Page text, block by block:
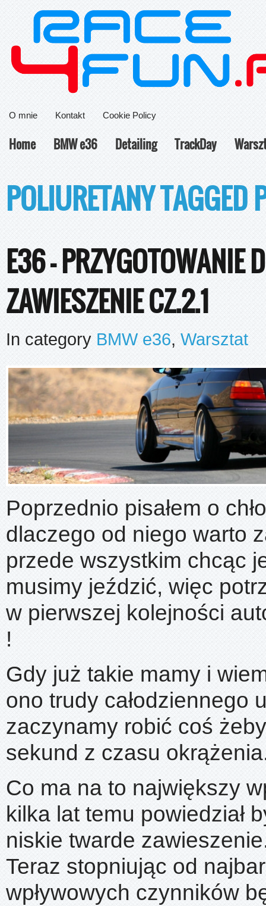
O mnie Kontakt Cookie Policy
Home BMW e36 Detailing TrackDay
POLIURETANY TAGGED
E36 – PRZYGOTOWANIE
ZAWIESZENIE CZ.2.1
In category BMW e36, Warsztat
Poprzednio pisałem o
dlaczego od niego warto
przede wszystkim chcąc
musimy jeździć, więc
w pierwszej kolejności
!
Gdy już takie mamy i
ono trudy całodziennego
zaczynamy robić coś
sekund z czasu
Co ma na to największy
kilka lat temu powiedział
niskie twarde
Teraz stopniując od
wpływowych czynników